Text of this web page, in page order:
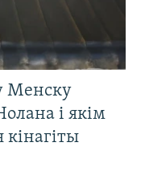
Менску
і якім